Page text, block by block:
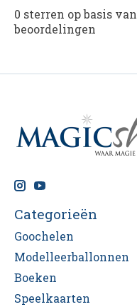
0 sterren op basis van
beoordelingen
Categorieën
Goochelen
Modelleerballonnen
Boeken
Speelkaarten